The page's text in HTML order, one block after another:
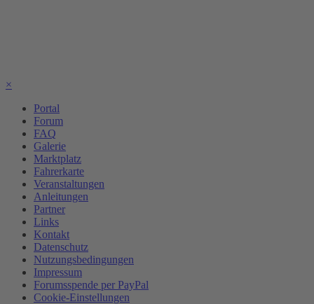
×
Portal
Forum
FAQ
Galerie
Marktplatz
Fahrerkarte
Veranstaltungen
Anleitungen
Partner
Links
Kontakt
Datenschutz
Nutzungsbedingungen
Impressum
Forumsspende per PayPal
Cookie-Einstellungen